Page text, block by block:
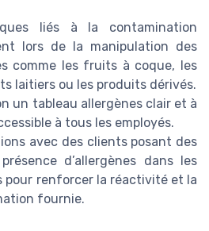
liés à la contamination
lors de la manipulation des
comme les fruits à coque, les
laitiers ou les produits dérivés.
un tableau allergènes clair et à
à tous les employés.
avec des clients posant des
d’allergènes dans les
pour renforcer la réactivité et la
fournie.